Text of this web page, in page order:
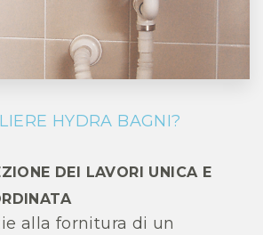
HYDRA BAGNI?
DEI LAVORI UNICA E
alla fornitura di un